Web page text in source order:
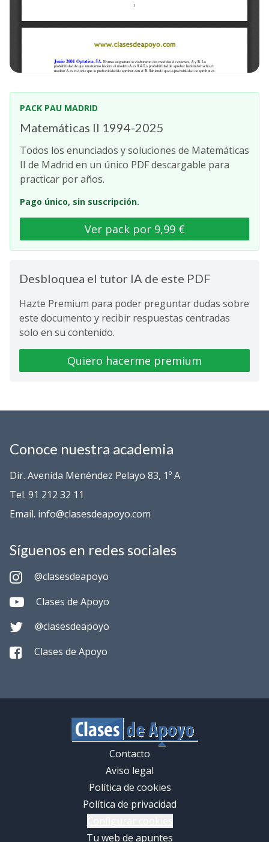
PACK PAU MADRID
Matemáticas II 1994-2025
Todos los enunciados y soluciones de Matemáticas
II de Madrid en un único PDF descargable para
practicar por años.
Pago único, sin suscripción.
Ver pack por 9,99 €
Desbloquea el tutor IA de este PDF
Hazte Premium para poder preguntar dudas sobre
este documento y recibir respuestas centradas
solo en su contenido.
Quiero hacerme premium
Conoce nuestra academia
Dir. Avenida Menéndez Pelayo 83, 1º A
Tel. 91 212 32 11
Email. info@clasesdeapoyo.com
Síguenos en redes sociales
@clasesdeapoyo
Clases de Apoyo
@clasesdeapoyo
Clases de Apoyo
Contacto
Aviso legal
Política de cookies
Política de privacidad
Tu web de apuntes